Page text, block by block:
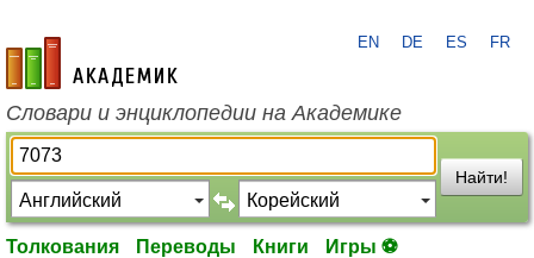
academic.ru
EN DE ES FR
Словари и энциклопедии на Академике
Найти!
Толкования Переводы Книги Игры ⚽